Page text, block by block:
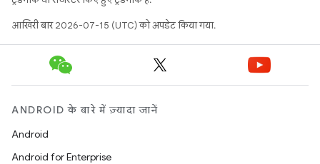
आखिरी बार 2026-07-15 (UTC) को अपडेट किया गया.
ANDROID के बारे में ज़्यादा जानें
Android
Android for Enterprise